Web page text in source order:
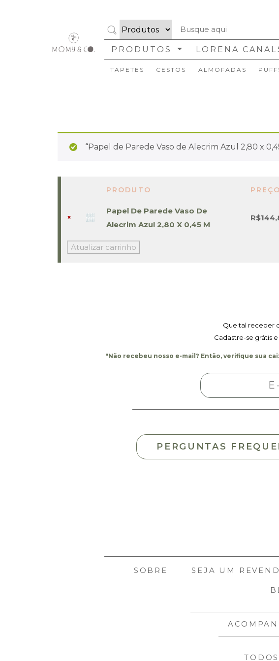
PRODUTOS LORENA
TAPETES CESTOS ALMOFADAS
“Papel de Parede Vaso de Alecrim Azul 2,80 x
REMOVER
IMAGEM
MINIATURA
PRODUTO PREÇO
×
Papel De Parede Vaso De
Alecrim Azul 2,80 X 0,45 M
R$
Atualizar carrinho
Que tal receber
Cadastre-se grátis
"Não recebeu nosso e-mail? Então, verifique sua
PERGUNTAS
SOBRE SEJA UM